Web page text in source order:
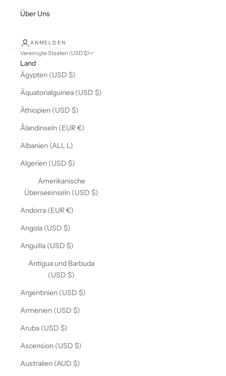
Über Uns
ANMELDEN
Vereinigte Staaten (USD $)
Land
Ägypten (USD $)
Äquatorialguinea (USD $)
Äthiopien (USD $)
Ålandinseln (EUR €)
Albanien (ALL L)
Algerien (USD $)
Amerikanische
Überseeinseln (USD $)
Andorra (EUR €)
Angola (USD $)
Anguilla (USD $)
Antigua und Barbuda
(USD $)
Argentinien (USD $)
Armenien (USD $)
Aruba (USD $)
Ascension (USD $)
Australien (AUD $)